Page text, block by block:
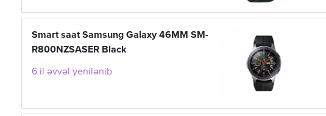
Smart saat Samsung Galaxy 46MM SM-
R800NZSASER Black
6 il əvvəl yenilənib